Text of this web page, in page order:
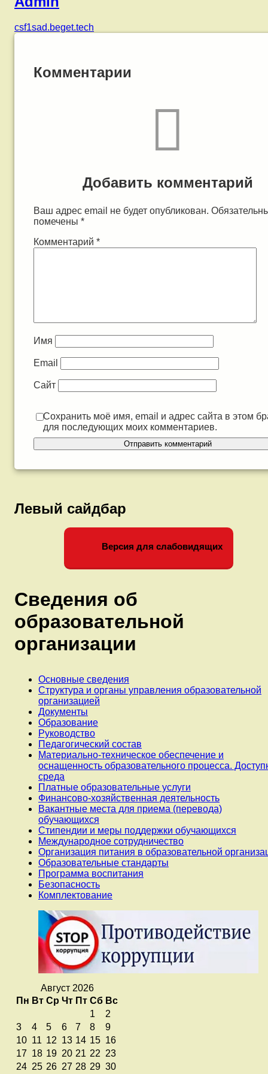
csf1sad.beget.tech
Комментарии
Добавить комментарий
Ваш адрес email не будет опубликован.
помечены *
Комментарий *
Имя
Email
Сайт
Сохранить моё имя, email и адрес сайта в этом
для последующих моих комментариев.
Левый сайдбар
Версия для слабовидящих
Сведения об
образовательной
организации
Основные сведения
Структура и органы управления образовательной
организацией
Документы
Образование
Руководство
Педагогический состав
Материально-техническое обеспечение и
оснащенность образовательного процесса.
среда
Платные образовательные услуги
Финансово-хозяйственная деятельность
Вакантные места для приема (перевода)
обучающихся
Стипендии и меры поддержки обучающихся
Международное сотрудничество
Организация питания в образовательной
Образовательные стандарты
Программа воспитания
Безопасность
Комплектование
Август 2026
Пн Вт Ср Чт Пт Сб Вс
1
2
3
4 5 6 7 8
9
10 11 12 13 14 15 16
17 18 19 20 21 22 23
24 25 26 27 28 29 30